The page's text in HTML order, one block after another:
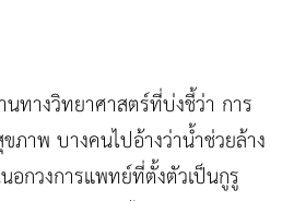
ทางวิทยาศาสตร์ที่บ่งชี้ว่า การ
าพ บางคนไปอ้างว่าน้ำช่วยล้าง
กวงการแพทย์ที่ตั้งตัวเป็นกูรู